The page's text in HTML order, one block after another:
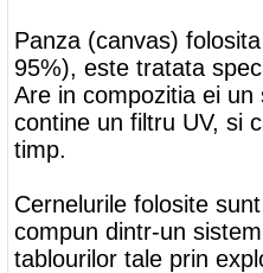
Panza (canvas)
95%), este tratata
Are in compozitia ei
contine un filtru UV, si
timp.
Cernelurile folosite
compun dintr-un
tablourilor tale prin